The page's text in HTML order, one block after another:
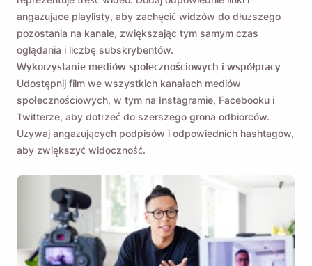
angażujące playlisty, aby zachęcić widzów do dłuższego
pozostania na kanale, zwiększając tym samym czas
oglądania i liczbę subskrybentów.
Wykorzystanie mediów społecznościowych i współpracy
Udostępnij film we wszystkich kanałach mediów
społecznościowych, w tym na Instagramie, Facebooku i
Twitterze, aby dotrzeć do szerszego grona odbiorców.
Używaj angażujących podpisów i odpowiednich hashtagów,
aby zwiększyć widoczność.